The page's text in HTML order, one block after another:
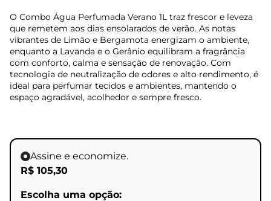
O Combo Água Perfumada Verano 1L traz frescor e leveza
que remetem aos dias ensolarados de verão. As notas
vibrantes de Limão e Bergamota energizam o ambiente,
enquanto a Lavanda e o Gerânio equilibram a fragrância
com conforto, calma e sensação de renovação. Com
tecnologia de neutralização de odores e alto rendimento, é
ideal para perfumar tecidos e ambientes, mantendo o
espaço agradável, acolhedor e sempre fresco.
Assine e economize.
R$ 105,30
Escolha uma opção: